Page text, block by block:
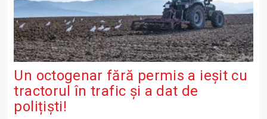
Un octogenar fără permis a ieșit cu
tractorul în trafic și a dat de
polițiști!